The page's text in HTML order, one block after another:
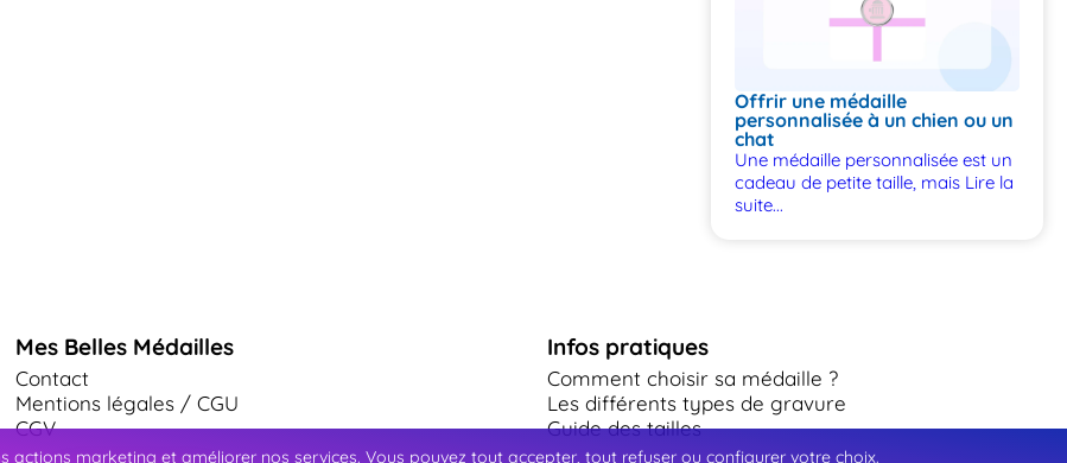
Offrir une médaille
personnalisée à un chien ou un
chat
Une médaille personnalisée est un
cadeau de petite taille, mais Lire la
suite...
Mes Belles Médailles
Contact
Mentions légales / CGU
CGV
Infos pratiques
Comment choisir sa médaille ?
Les différents types de gravure
Guide des tailles
actions marketing et améliorer nos services. Vous pouvez tout accepter, tout refuser ou configurer votre choix.